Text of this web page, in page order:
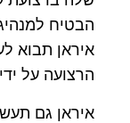
הבטיח
איראן תבוא
הרצועה על
איראן גם